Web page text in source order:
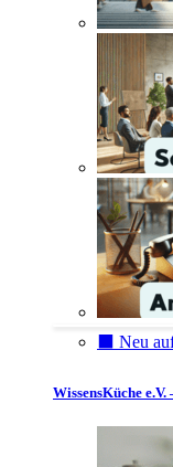
⬛️ Neu
WissensKüche